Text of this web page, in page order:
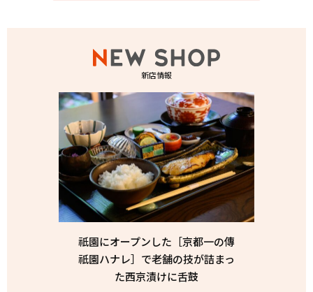
新店情報
祇園にオープンした［京都一の傳
祇園ハナレ］で老舗の技が詰まっ
た西京漬けに舌鼓